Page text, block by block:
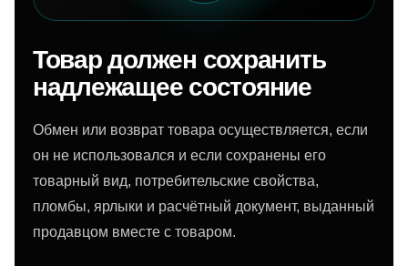
Товар должен сохранить
надлежащее состояние
Обмен или возврат товара осуществляется, если
он не использовался и если сохранены его
товарный вид, потребительские свойства,
пломбы, ярлыки и расчётный документ, выданный
продавцом вместе с товаром.